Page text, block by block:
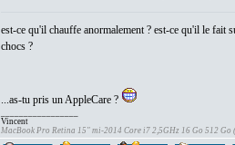
est-ce qu'il chauffe anormalement ? est-ce qu'il le fait
chocs ?
...as-tu pris un AppleCare ?
Vincent
MacBook Pro Retina 15" mi-2014 Core i7 2,5GHz 16 Go 512 Go